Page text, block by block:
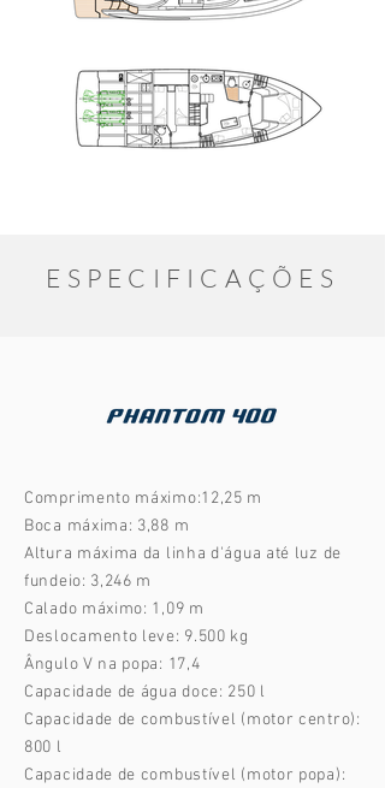
ESPECIFICAÇÕES
Comprimento máximo:12,25 m
Boca máxima: 3,88 m
Altura máxima da linha d'água até luz de
fundeio: 3,246 m
Calado máximo: 1,09 m
Deslocamento leve: 9.500 kg
Ângulo V na popa: 17,4
Capacidade de água doce: 250 l
Capacidade de combustível (motor centro):
800 l
Capacidade de combustível (motor popa):